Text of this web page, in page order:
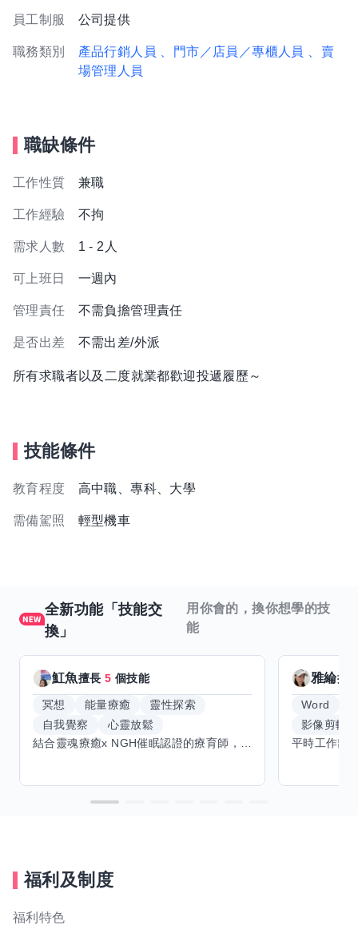
員工制服 公司提供
職務類別 產品行銷人員 、門市／店員／專櫃人員
、賣
場管理人員
職缺條件
工作性質 兼職
工作經驗 不拘
需求人數 1 - 2人
可上班日 一週內
管理責任 不需負擔管理責任
是否出差 不需出差/外派
所有求職者以及二度就業都歡迎投遞履歷～
技能條件
教育程度 高中職、專科、大學
需備駕照 輕型機車
全新功能「技能交
換」
用你會的，換你想學的技
能
魟魚擅長5 個技能
冥想 能量療癒
靈性探索
自我覺察
心靈放鬆
雅綸擅
Word
影像剪輯
福利及制度
福利特色